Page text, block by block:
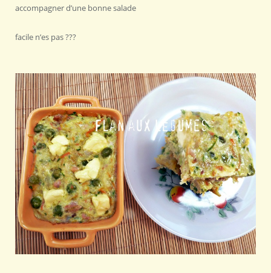
accompagner d’une bonne salade
facile n’es pas ???